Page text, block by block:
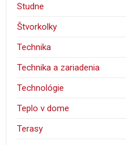
Studne
Štvorkolky
Technika
Technika a zariadenia
Technológie
Teplo v dome
Terasy